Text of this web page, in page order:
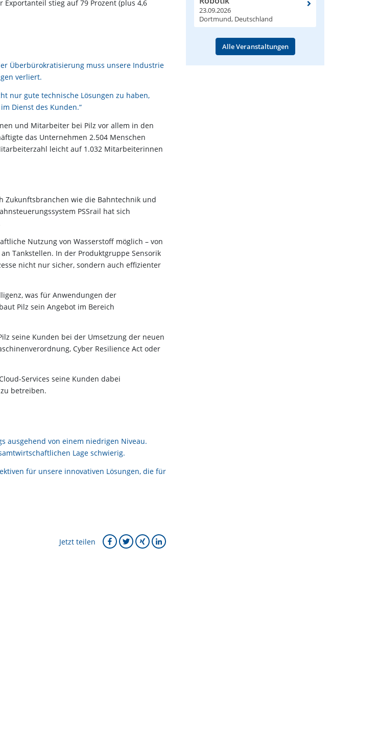
stieg auf 79 Prozent (plus 4,6
Überbürokratisierung muss unsere Industrie
verliert.
nur gute technische Lösungen zu haben,
Dienst des Kunden.“
und Mitarbeiter bei Pilz vor allem in den
das Unternehmen 2.504 Menschen
leicht auf 1.032 Mitarbeiterinnen
Zukunftsbranchen wie die Bahntechnik und
PSSrail hat sich
Nutzung von Wasserstoff möglich – von
Tankstellen. In der Produktgruppe Sensorik
nicht nur sicher, sondern auch effizienter
was für Anwendungen der
Pilz sein Angebot im Bereich
seine Kunden bei der Umsetzung der neuen
Cyber Resilience Act oder
Services seine Kunden dabei
betreiben.
ausgehend von einem niedrigen Niveau.
Lage schwierig.
für unsere innovativen Lösungen, die für
Jetzt teilen
23.09.2026
Dortmund, Deutschland
Alle Veranstaltungen